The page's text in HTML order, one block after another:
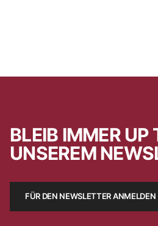
BLEIB IMMER UP
UNSEREM
FÜR DEN NEWSLETTER ANMELDEN